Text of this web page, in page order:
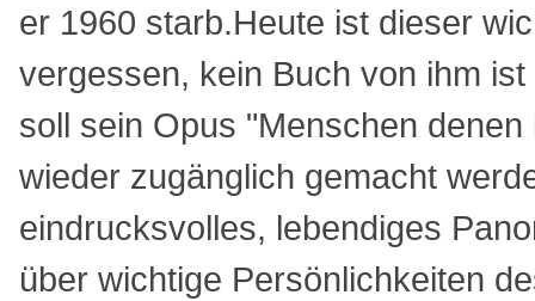
er 1960 starb.Heute ist dieser
vergessen, kein Buch von ihm
soll sein Opus "Menschen
wieder zugänglich gemacht
eindrucksvolles, lebendiges
über wichtige Persönlichkeiten